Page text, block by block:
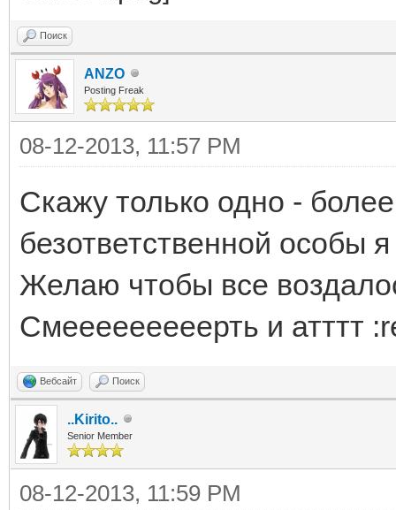
Поиск
ANZO
Posting Freak
08-12-2013, 11:57 PM
Скажу только одно -
безответственной особы
Желаю чтобы все
Смееееееееерть и атттт
Вебсайт Поиск
..Kirito..
Senior Member
08-12-2013, 11:59 PM